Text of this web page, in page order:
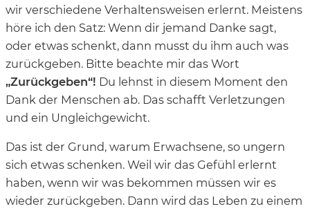
wir verschiedene Verhaltensweisen erlernt. Meistens
höre ich den Satz: Wenn dir jemand Danke sagt,
oder etwas schenkt, dann musst du ihm auch was
zurückgeben. Bitte beachte mir das Wort
„Zurückgeben“! Du lehnst in diesem Moment den
Dank der Menschen ab. Das schafft Verletzungen
und ein Ungleichgewicht.
Das ist der Grund, warum Erwachsene, so ungern
sich etwas schenken. Weil wir das Gefühl erlernt
haben, wenn wir was bekommen müssen wir es
wieder zurückgeben. Dann wird das Leben zu einem